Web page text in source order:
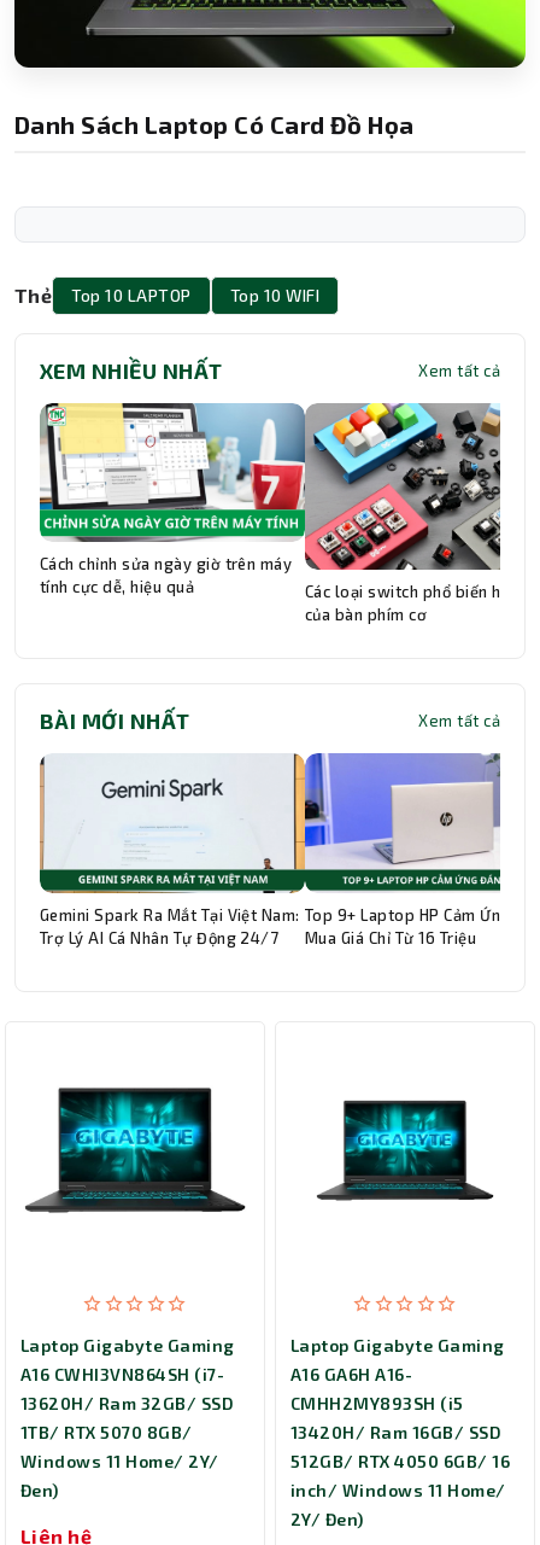
Danh Sách Laptop Có Card Đồ Họa
Thẻ Top 10 LAPTOP Top 10 WIFI
XEM NHIỀU NHẤT Xem tất cả
Cách chỉnh sửa ngày giờ trên máy
tính cực dễ, hiệu quả
Các loại switch phổ biến hiện
của bàn phím cơ
BÀI MỚI NHẤT Xem tất cả
Gemini Spark Ra Mắt Tại Việt Nam:
Trợ Lý AI Cá Nhân Tự Động 24/7
Top 9+ Laptop HP Cảm Ứng
Mua Giá Chỉ Từ 16 Triệu
Laptop Gigabyte Gaming
A16 CWHI3VN864SH (i7-
13620H/ Ram 32GB/ SSD
1TB/ RTX 5070 8GB/
Windows 11 Home/ 2Y/
Đen)
Liên hệ
Laptop Gigabyte Gaming
A16 GA6H A16-
CMHH2MY893SH (i5
13420H/ Ram 16GB/ SSD
512GB/ RTX 4050 6GB/ 16
inch/ Windows 11 Home/
2Y/ Đen)